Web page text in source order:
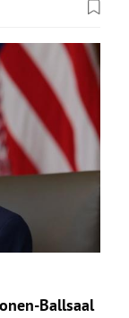
Ballsaal